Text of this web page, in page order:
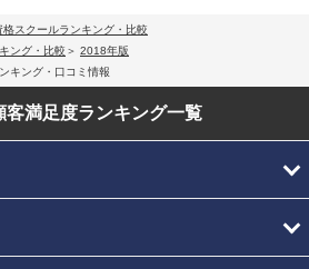
格スクールランキング・比較
ング・比較
2018年版
キング・口コミ情報
客満足度ランキング一覧